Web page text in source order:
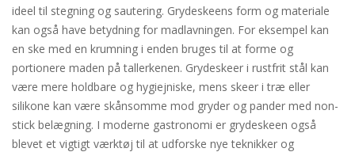
ideel til stegning og sautering. Grydeskeens form og materiale
kan også have betydning for madlavningen. For eksempel kan
en ske med en krumning i enden bruges til at forme og
portionere maden på tallerkenen. Grydeskeer i rustfrit stål kan
være mere holdbare og hygiejniske, mens skeer i træ eller
silikone kan være skånsomme mod gryder og pander med non-
stick belægning. I moderne gastronomi er grydeskeen også
blevet et vigtigt værktøj til at udforske nye teknikker og